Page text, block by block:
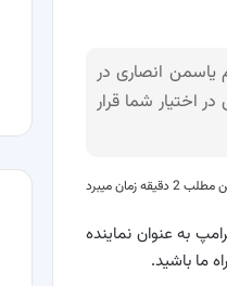
یاسمن انصاری در
اختیار شما قرار
زمان میبرد
به عنوان نماینده
ما باشید.